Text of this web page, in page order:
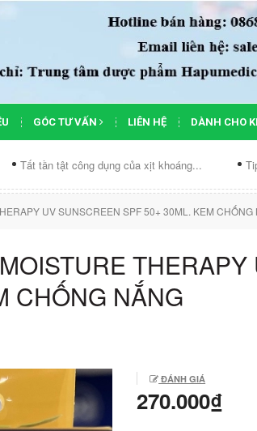
GÓC TƯ VẤN LIÊN HỆ DÀNH CHO
tật công dụng của xịt khoáng... Tips chăm
UV SUNSCREEN SPF 50+ 30ML. KEM CHỐNG
CHỐNG NẮNG
ĐÁNH GIÁ
270.000₫